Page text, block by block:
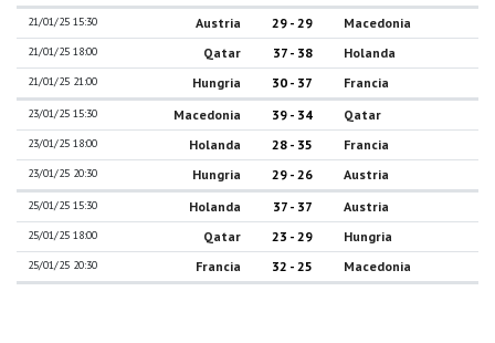
21/01/25 15:30 Austria 29 - 29 Macedonia
21/01/25 18:00 Qatar 37 - 38 Holanda
21/01/25 21:00 Hungria 30 - 37 Francia
23/01/25 15:30 Macedonia 39 - 34 Qatar
23/01/25 18:00 Holanda 28 - 35 Francia
23/01/25 20:30 Hungria 29 - 26 Austria
25/01/25 15:30 Holanda 37 - 37 Austria
25/01/25 18:00 Qatar 23 - 29 Hungria
25/01/25 20:30 Francia 32 - 25 Macedonia